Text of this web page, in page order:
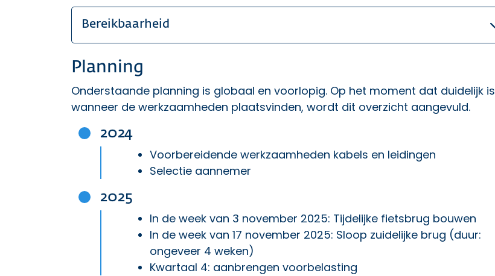
Bereikbaarheid
Planning
Onderstaande planning is globaal en voorlopig. Op het moment dat duidelijk is
wanneer de werkzaamheden plaatsvinden, wordt dit overzicht aangevuld.
2024
Voorbereidende werkzaamheden kabels en leidingen
Selectie aannemer
2025
In de week van 3 november 2025: Tijdelijke fietsbrug bouwen
In de week van 17 november 2025: Sloop zuidelijke brug (duur:
ongeveer 4 weken)
Kwartaal 4: aanbrengen voorbelasting